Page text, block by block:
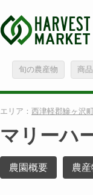
旬の農産物 商
エリア： 西津軽郡鰺ヶ沢
マリーハ
農園概要 農産